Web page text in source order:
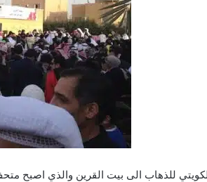
للذهاب الى بيت القرين والذي اصبح